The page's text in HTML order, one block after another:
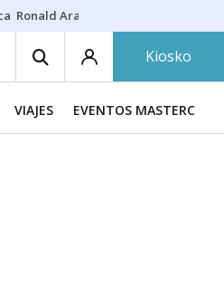
Ronald Araújo
Kiosko
VIAJES EVENTOS MASTERCHEF